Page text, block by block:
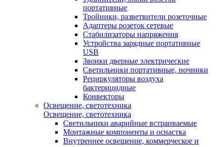
портативные
Тройники, разветвители розеточные
Адаптеры розеток сетевые
Стабилизаторы напряжения
Устройства зарядные портативные
USB
Звонки дверные электрические
Светильники портативные, ночники
Рециркуляторы воздуха
бактерицидные
Конвекторы
Освещение, светотехника
Освещение, светотехника
Светильники аварийные встраиваемые
Монтажные компоненты и оснастка
Внутреннее освещение, коммерческое и